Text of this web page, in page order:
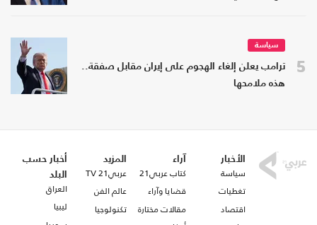
5
سياسة
ترامب يعلن إلغاء الهجوم على إيران مقابل صفقة..
هذه ملامحها
الأخبار
سياسة
تغطيات
اقتصاد
آراء
كتاب عربي21
قضايا وآراء
مقالات مختارة
المزيد
عربي21 TV
عالم الفن
تكنولوجيا
أخبار حسب
البلد
العراق
ليبيا